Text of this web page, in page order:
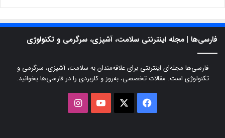
فارسی‌ها | مجله اینترنتی سلامت، آشپزی، سرگرمی و تکنولوژی
فارسی‌ها مجله‌ای اینترنتی برای علاقه‌مندان به سلامت، آشپزی، سرگرمی و
تکنولوژی است. مقالات تخصصی، به‌روز و کاربردی را در فارسی‌ها بخوانید.
فیسبوک یوتیوب